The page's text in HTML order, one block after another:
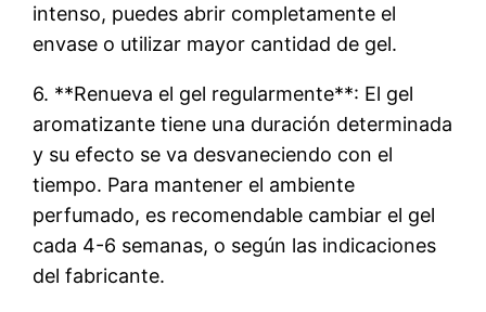
intenso, puedes abrir completamente el
envase o utilizar mayor cantidad de gel.
6. **Renueva el gel regularmente**: El gel
aromatizante tiene una duración determinada
y su efecto se va desvaneciendo con el
tiempo. Para mantener el ambiente
perfumado, es recomendable cambiar el gel
cada 4-6 semanas, o según las indicaciones
del fabricante.